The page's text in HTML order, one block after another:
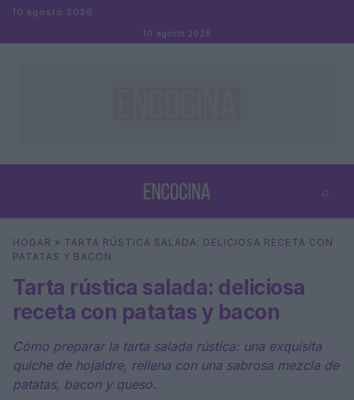
Saltar al contenido
10 agosto 2026
10 agosto 2026
⌕
Buscar ⌕ ×
HOGAR » TARTA RÚSTICA SALADA: DELICIOSA RECETA CON
PATATAS Y BACON
Tarta rústica salada: deliciosa
receta con patatas y bacon
Cómo preparar la tarta salada rústica: una exquisita
quiche de hojaldre, rellena con una sabrosa mezcla de
patatas, bacon y queso.